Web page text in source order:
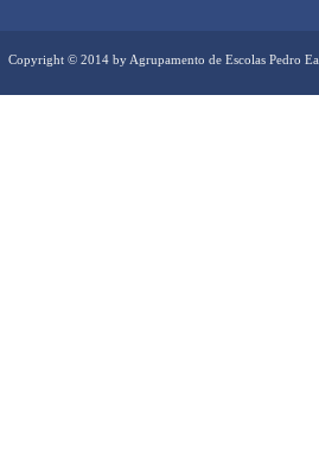
Copyright © 2014 by Agrupamento de Escolas Pedro